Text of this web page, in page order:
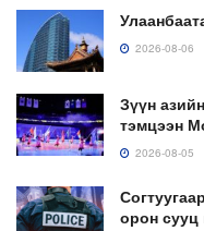
2026-08-06
Зүүн
тэмцээн
2026-08-05
орон сууц